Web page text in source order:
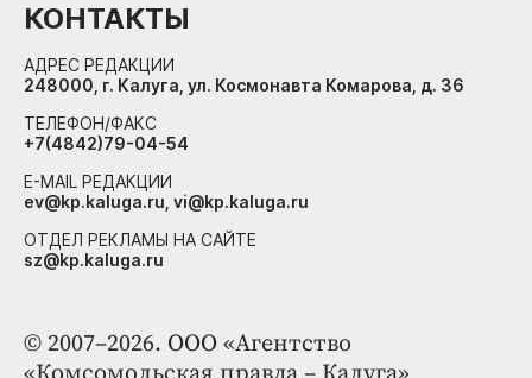
© 2007–2026. ООО «Агентство
КОНТАКТЫ
АДРЕС РЕДАКЦИИ
248000, г. Калуга, ул. Космонавта Комарова, д. 36
ТЕЛЕФОН/ФАКС
+7(4842)79-04-54
E-MAIL РЕДАКЦИИ
ev@kp.kaluga.ru, vi@kp.kaluga.ru
ОТДЕЛ РЕКЛАМЫ НА САЙТЕ
sz@kp.kaluga.ru